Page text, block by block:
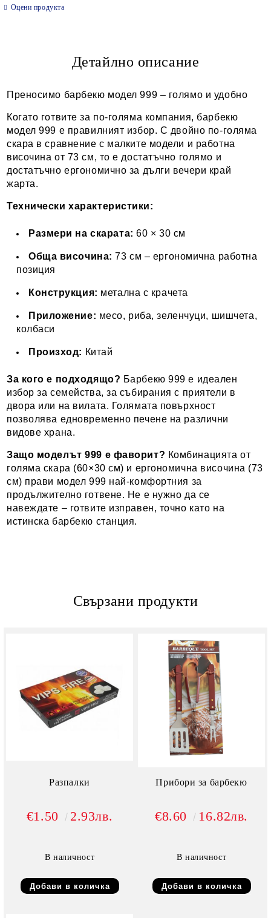
Ние ще се свържем с вас в рамките на работния ден.
Оцени продукта
Детайлно описание
Преносимо барбекю модел 999 – голямо и удобно
Когато готвите за по-голяма компания, барбекю
модел 999 е правилният избор. С двойно по-голяма
скара в сравнение с малките модели и работна
височина от 73 см, то е достатъчно голямо и
достатъчно ергономично за дълги вечери край
жарта.
Технически характеристики:
Размери на скарата: 60 × 30 см
Обща височина: 73 см – ергономична работна
позиция
Конструкция: метална с крачета
Приложение: месо, риба, зеленчуци, шишчета,
колбаси
Произход: Китай
За кого е подходящо? Барбекю 999 е идеален
избор за семейства, за събирания с приятели в
двора или на вилата. Голямата повърхност
позволява едновременно печене на различни
видове храна.
Защо моделът 999 е фаворит? Комбинацията от
голяма скара (60×30 см) и ергономична височина (73
см) прави модел 999 най-комфортния за
продължително готвене. Не е нужно да се
навеждате – готвите изправен, точно като на
истинска барбекю станция.
Свързани продукти
Разпалки
€1.50 2.93лв.
В наличност
Прибори за барбекю
€8.60 16.82лв.
В наличност